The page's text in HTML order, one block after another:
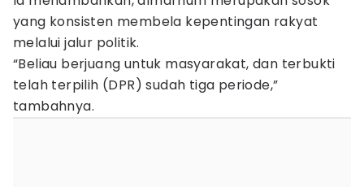
yang konsisten membela kepentingan rakyat
melalui jalur politik.
“Beliau berjuang untuk masyarakat, dan terbukti
telah terpilih (DPR) sudah tiga periode,”
tambahnya.